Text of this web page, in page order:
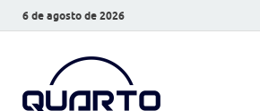
6 de agosto de 2026